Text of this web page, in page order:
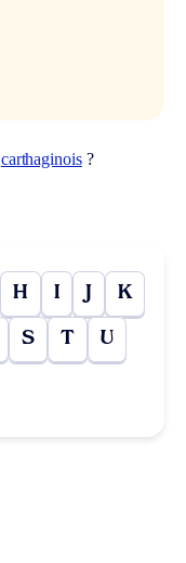
carthaginois?
H I J K
S T U